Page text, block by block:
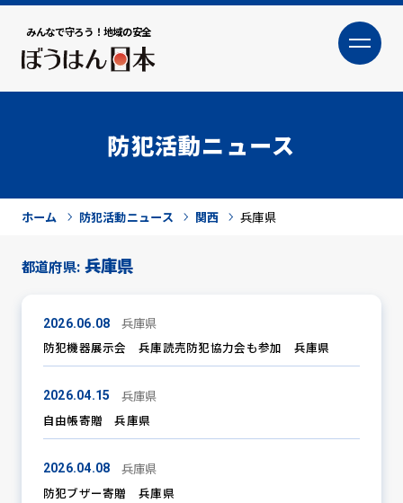
みんなで守ろう！地域の安全
大
犯罪トピックス
防犯活動ニュース
防犯パトロール
防犯活動ニュース
ホーム 防犯活動ニュース 関西 兵庫県
都道府県: 兵庫県
2026.06.08
兵庫県
防犯機器展示会 兵庫読売防犯協力会も参加 兵庫県
2026.04.15
兵庫県
自由帳寄贈 兵庫県
2026.04.08
兵庫県
防犯ブザー寄贈 兵庫県